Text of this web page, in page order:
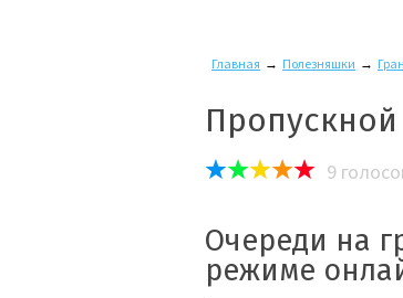
Главная → Полезняшки →
9
Очереди на
режиме